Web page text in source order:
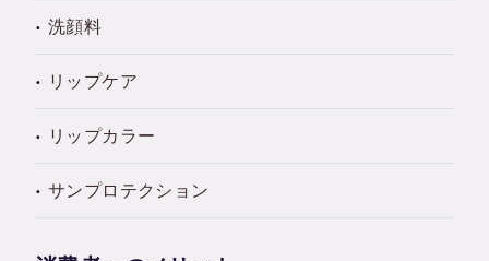
洗顔料
リップケア
リップカラー
サンプロテクション